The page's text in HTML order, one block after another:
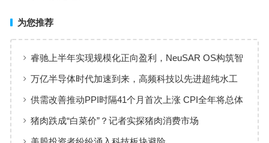
为您推荐
睿驰上半年实现规模化正向盈利，NeuSAR OS构筑智
能汽车软件增长新引擎
万亿半导体时代加速到来，高频科技以先进超纯水工
艺赋能高端制造
供需改善推动PPI时隔41个月首次上涨 CPI全年将总体
保持温和上涨趋势
猪肉跌成“白菜价”？记者实探猪肉消费市场